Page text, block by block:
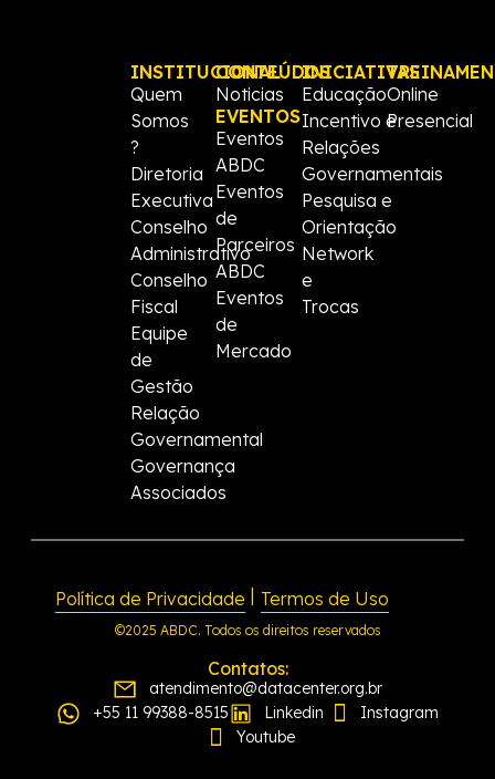
INSTITUCIONAL
Quem
Somos
?
Diretoria
Executiva
Conselho
Administrativo
Conselho
Fiscal
Equipe
de
Gestão
Relação
Governamental
Governança
Associados
CONTEÚDOS
Noticias
EVENTOS
Eventos
ABDC
Eventos
de
Parceiros
ABDC
Eventos
de
Mercado
INICIATIVAS
Educação
Incentivo e
Relações
Governamentais
Pesquisa e
Orientação
Network
e
Trocas
Online
Presencial
Política de Privacidade | Termos de Uso
©2025 ABDC. Todos os direitos reservados
Contatos:
atendimento@datacenter.org.br
+55 11 99388-8515
Linkedin
Instagram
Youtube